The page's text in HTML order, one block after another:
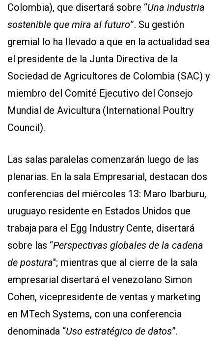
Colombia), que disertará sobre “Una industria
sostenible que mira al futuro”. Su gestión
gremial lo ha llevado a que en la actualidad sea
el presidente de la Junta Directiva de la
Sociedad de Agricultores de Colombia (SAC) y
miembro del Comité Ejecutivo del Consejo
Mundial de Avicultura (International Poultry
Council).
Las salas paralelas comenzarán luego de las
plenarias. En la sala Empresarial, destacan dos
conferencias del miércoles 13: Maro Ibarburu,
uruguayo residente en Estados Unidos que
trabaja para el Egg Industry Cente, disertará
sobre las “Perspectivas globales de la cadena
de postura"; mientras que al cierre de la sala
empresarial disertará el venezolano Simon
Cohen, vicepresidente de ventas y marketing
en MTech Systems, con una conferencia
denominada “Uso estratégico de datos”.